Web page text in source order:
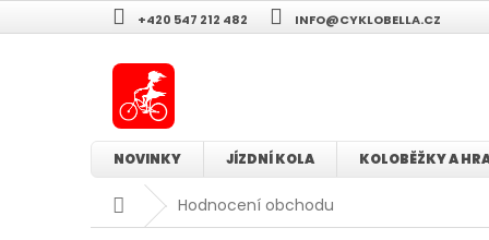
na
+420 547 212 482 INFO@CYKLOBELLA.CZ
NOVINKY JÍZDNÍ KOLA KOLOBĚŽKY A
DomůHodnocení obchodu